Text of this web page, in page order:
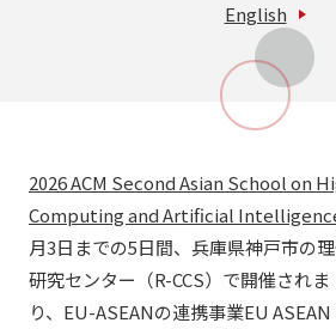
English
2026 ACM Second Asian School on
Computing and Artificial
月3日までの5日間、兵庫県神戸市の
研究センター（R-CCS）で開催され
り、EU-ASEANの連携事業EU